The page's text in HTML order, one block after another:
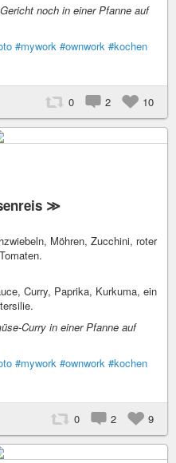
noch in einer Pfanne auf
#mywork #ownwork #kochen
0 2 10
≫
Möhren, Zucchini, roter
Curry, Paprika, Kurkuma, ein
Curry in einer Pfanne auf
#mywork #ownwork #kochen
0 2 9